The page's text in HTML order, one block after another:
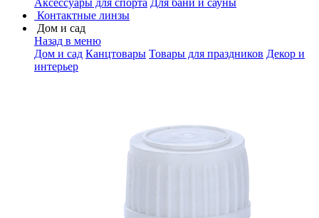
Аксессуары для спорта Для бани и сауны
Контактные линзы
Дом и сад
Назад в меню
Дом и сад Канцтовары Товары для праздников Декор и
интерьер